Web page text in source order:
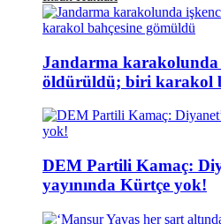
Jandarma karakolunda
öldürüldü; biri karakol
DEM Partili Kamaç:
yayınında Kürtçe yok!